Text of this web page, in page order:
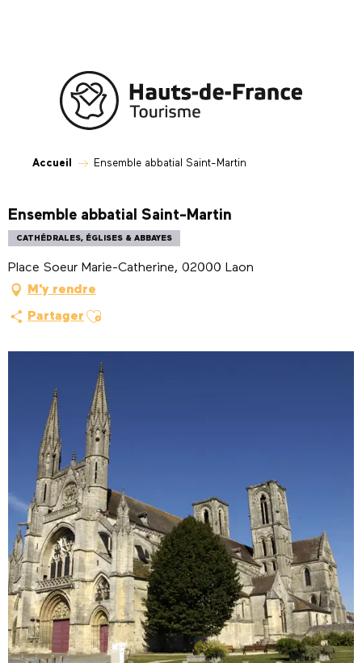
Accueil Ensemble abbatial Saint-Martin
Ensemble abbatial Saint-Martin
CATHÉDRALES, ÉGLISES & ABBAYES
Place Soeur Marie-Catherine, 02000 Laon
M'y rendre
Partager Ajouter aux favoris